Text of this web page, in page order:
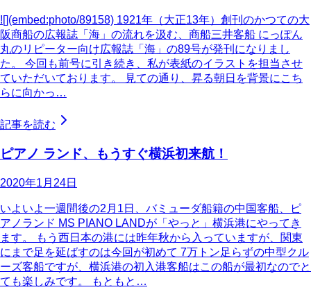
![](embed:photo/89158) 1921年（大正13年）創刊のかつての大
阪商船の広報誌「海」の流れを汲む、商船三井客船 にっぽん
丸のリピーター向け広報誌「海」の89号が発刊になりまし
た。 今回も前号に引き続き、私が表紙のイラストを担当させ
ていただいております。 見ての通り、昇る朝日を背景にこち
らに向かっ…
記事を読む
ピアノ ランド、もうすぐ横浜初来航！
2020年1月24日
いよいよ一週間後の2月1日、バミューダ船籍の中国客船、ピ
アノランド MS PIANO LANDが「やっと」横浜港にやってき
ます。 もう西日本の港には昨年秋から入っていますが、関東
にまで足を延ばすのは今回が初めて 7万トン足らずの中型クル
ーズ客船ですが、横浜港の初入港客船はこの船が最初なのでと
ても楽しみです。 もともと…